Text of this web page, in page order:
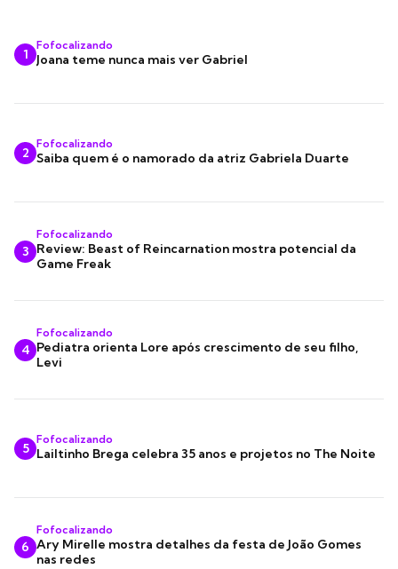
1
Fofocalizando
Joana teme nunca mais ver Gabriel
2
Fofocalizando
Saiba quem é o namorado da atriz Gabriela Duarte
3
Fofocalizando
Review: Beast of Reincarnation mostra potencial da
Game Freak
4
Fofocalizando
Pediatra orienta Lore após crescimento de seu filho,
Levi
5
Fofocalizando
Lailtinho Brega celebra 35 anos e projetos no The Noite
6
Fofocalizando
Ary Mirelle mostra detalhes da festa de João Gomes
nas redes